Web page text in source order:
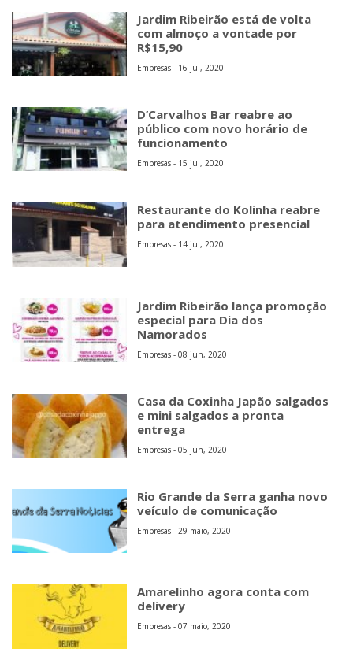
Jardim Ribeirão está de volta
com almoço a vontade por
R$15,90
Empresas - 16 jul, 2020
D’Carvalhos Bar reabre ao
público com novo horário de
funcionamento
Empresas - 15 jul, 2020
Restaurante do Kolinha reabre
para atendimento presencial
Empresas - 14 jul, 2020
Jardim Ribeirão lança promoção
especial para Dia dos
Namorados
Empresas - 08 jun, 2020
Casa da Coxinha Japão salgados
e mini salgados a pronta
entrega
Empresas - 05 jun, 2020
Rio Grande da Serra ganha novo
veículo de comunicação
Empresas - 29 maio, 2020
Amarelinho agora conta com
delivery
Empresas - 07 maio, 2020